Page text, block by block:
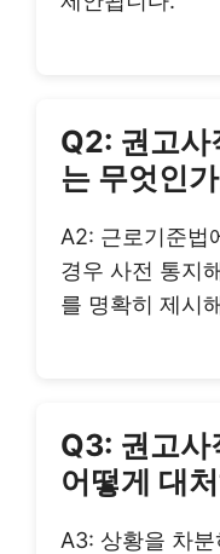
Q2: 권고사
는 무엇인
A2: 근로기준법
경우 사전 통지
를 명확히 제시
Q3: 권고사
어떻게 대
A3: 상황을 차